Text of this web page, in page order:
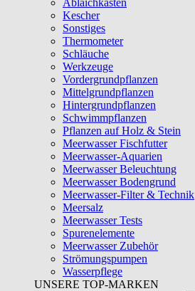
Ablaichkästen
Kescher
Sonstiges
Thermometer
Schläuche
Werkzeuge
Vordergrundpflanzen
Mittelgrundpflanzen
Hintergrundpflanzen
Schwimmpflanzen
Pflanzen auf Holz & Stein
Meerwasser Fischfutter
Meerwasser-Aquarien
Meerwasser Beleuchtung
Meerwasser Bodengrund
Meerwasser-Filter & Technik
Meersalz
Meerwasser Tests
Spurenelemente
Meerwasser Zubehör
Strömungspumpen
Wasserpflege
UNSERE TOP-MARKEN